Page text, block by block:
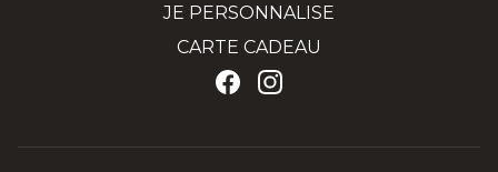
JE PERSONNALISE
CARTE CADEAU